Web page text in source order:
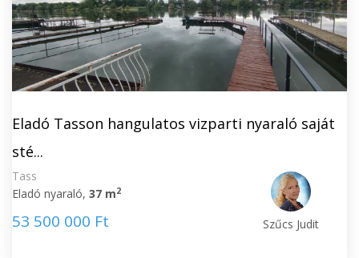
Eladó Tasson hangulatos vizparti nyaraló saját
sté...
Tass
Eladó nyaraló, 37 m2
53 500 000 Ft Szűcs Judit